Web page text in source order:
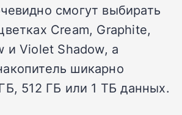
смогут выбирать
Cream, Graphite,
и Violet Shadow, а
шикарно
512 ГБ или 1 ТБ данных.